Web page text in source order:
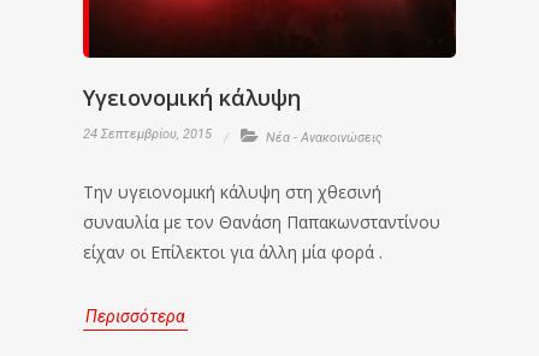
Υγειονομική κάλυψη
24 Σεπτεμβρίου, 2015 Νέα - Ανακοινώσεις
Την υγειονομική κάλυψη στη χθεσινή
συναυλία με τον Θανάση Παπακωνσταντίνου
είχαν οι Επίλεκτοι για άλλη μία φορά .
Περισσότερα